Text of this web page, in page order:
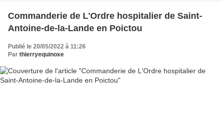
Commanderie de L'Ordre hospitalier de Saint-
Antoine-de-la-Lande en Poictou
Publié le 20/05/2022 à 11:26
Par thierryequinoxe